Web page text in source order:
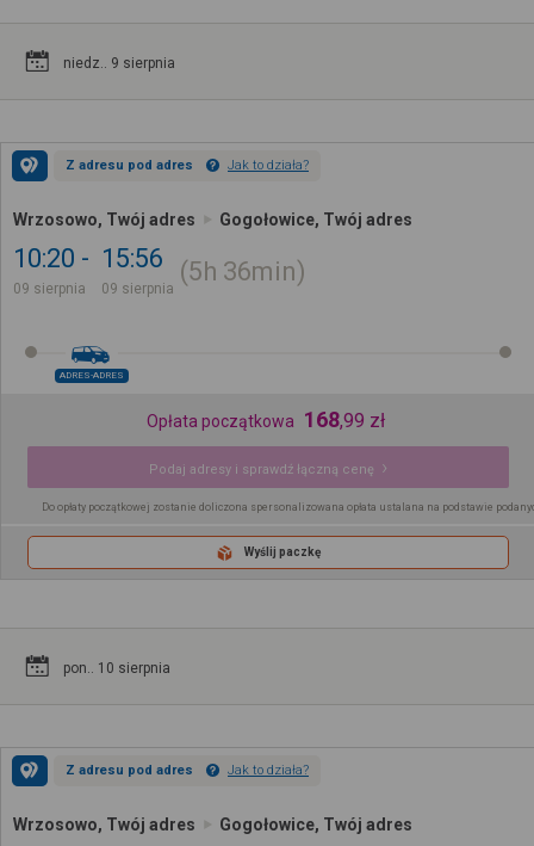
niedz.. 9 sierpnia
Z adresu pod adres Jak to działa?
Wrzosowo, Twój adres Gogołowice, Twój adres
10:20
09 sierpnia
15:56
09 sierpnia
5h 36min
ADRES-ADRES
Opłata początkowa 168,99 zł
Podaj adresy i sprawdź łączną cenę
Do opłaty początkowej zostanie doliczona spersonalizowana opłata ustalana na podstawie
Wyślij paczkę
pon.. 10 sierpnia
Z adresu pod adres Jak to działa?
Wrzosowo, Twój adres Gogołowice, Twój adres